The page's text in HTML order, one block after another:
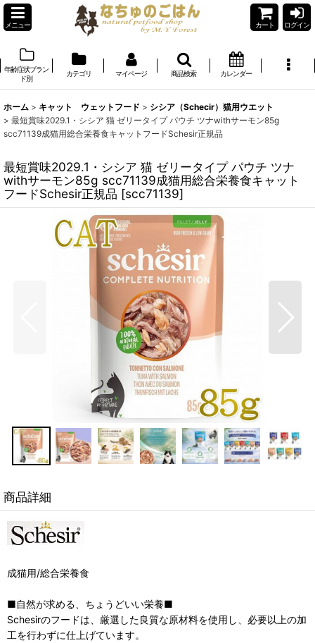
メニュー カート ログイン
年齢症状ブラン
ド別
カテゴリ マイページ 商品検索 カレンダー
ホーム > キャット ウェットフード > シシア（Schecir）猫用ウエット
> 最短賞味2029.1・シシア 猫 ゼリータイプ パウチ ツナwithサーモン85g
scc71139成猫用総合栄養食キャットフードSchesir正規品
最短賞味2029.1・シシア 猫 ゼリータイプ パウチ ツナ
withサーモン85g scc71139成猫用総合栄養食キャット
フードSchesir正規品 [scc71139]
商品詳細
成猫用/総合栄養食
■自然が求める、ちょうどいい栄養■
Schesirのフードは、厳選した良質な原材料を使用し、必要以上の加
工を行わずに仕上げています。